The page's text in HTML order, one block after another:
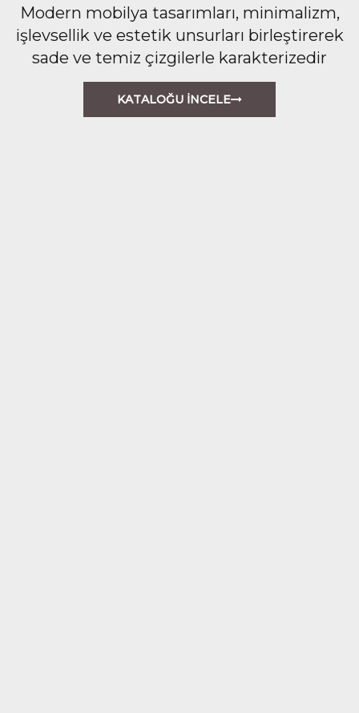
Modern mobilya tasarımları, minimalizm,
işlevsellik ve estetik unsurları birleştirerek
sade ve temiz çizgilerle karakterizedir
KATALOĞU İNCELE